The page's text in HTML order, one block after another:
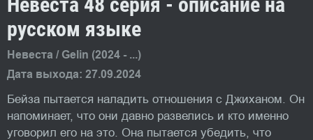
русском языке
Невеста / Gelin (2024 - ...)
Дата выхода: 27.09.2024
Бейза пытается наладить отношения с Джиханом. Он
напоминает, что они давно развелись и кто именно
уговорил его на это. Она пытается убедить, что